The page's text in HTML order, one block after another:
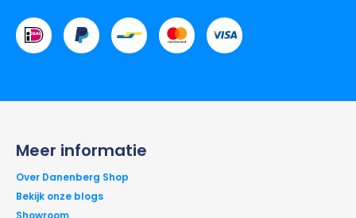
Meer informatie
Over Danenberg Shop
Bekijk onze blogs
Showroom